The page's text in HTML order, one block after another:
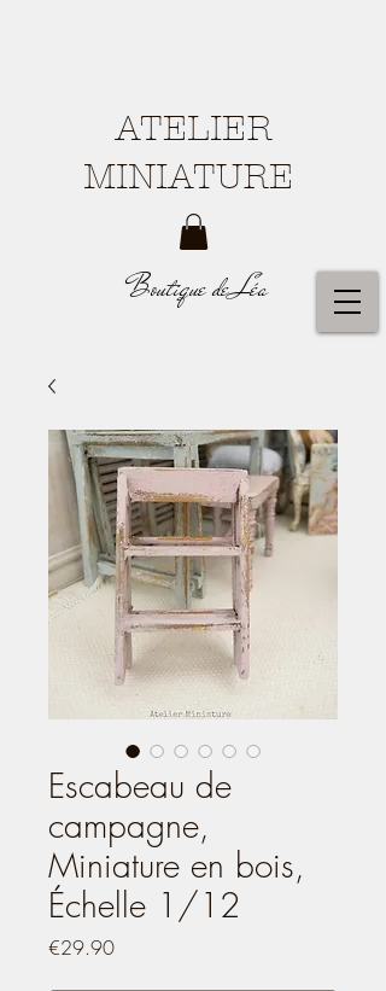
Boutique de Léa
ATELIER
MINIATURE
Escabeau de
campagne,
Miniature en bois,
Échelle 1/12
€29.90Price